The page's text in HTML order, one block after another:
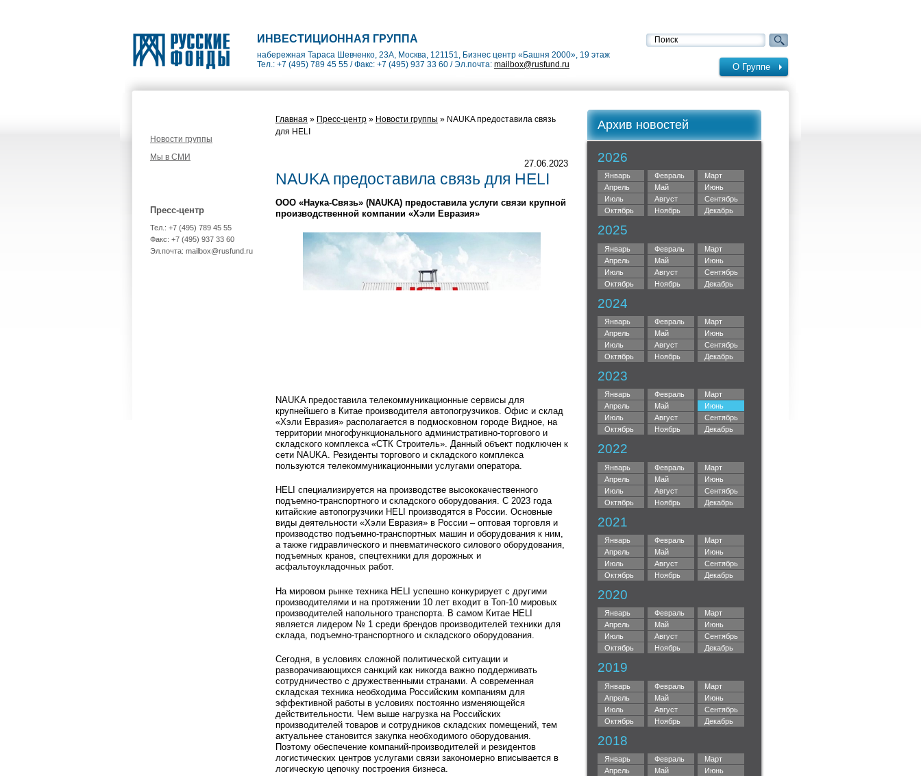
ИНВЕСТИЦИОННАЯ ГРУППА
набережная Тараса Шевченко, 23А, Москва, 121151, Бизнес центр «Башня 2000», 19 этаж
Тел.: +7 (495) 789 45 55 / Факс: +7 (495) 937 33 60 / Эл.почта: mailbox@rusfund.ru О Группе
Новости группы
Мы в СМИ
Пресс-центр
Тел.: +7 (495) 789 45 55
Факс: +7 (495) 937 33 60
Эл.почта: mailbox@rusfund.ru
Архив новостей
2026
Январь Февраль
Март
Апрель
Май
Июнь
Июль
Август
Сентябрь
Октябрь
Ноябрь Декабрь
2025
Январь Февраль
Март
Апрель
Май
Июнь
Июль
Август
Сентябрь
Октябрь
Ноябрь Декабрь
2024
Январь Февраль
Март
Апрель
Май
Июнь
Июль
Август
Сентябрь
Октябрь
Ноябрь Декабрь
2023
Январь Февраль
Март
Апрель
Май
Июнь
Июль
Август
Сентябрь
Октябрь
Ноябрь Декабрь
2022
Январь Февраль
Март
Апрель
Май
Июнь
Июль
Август
Сентябрь
Октябрь
Ноябрь Декабрь
2021
Январь Февраль
Март
Апрель
Май
Июнь
Июль
Август
Сентябрь
Октябрь
Ноябрь Декабрь
2020
Январь Февраль
Март
Апрель
Май
Июнь
Июль
Август
Сентябрь
Октябрь
Ноябрь Декабрь
2019
Январь Февраль
Март
Апрель
Май
Июнь
Июль
Август
Сентябрь
Октябрь
Ноябрь Декабрь
2018
Январь Февраль
Март
Апрель
Май
Июнь
Главная » Пресс-центр » Новости группы » NAUKA предоставила связь
для HELI
27.06.2023
NAUKA предоставила связь для HELI
ООО «Наука-Связь» (NAUKA) предоставила услуги связи крупной
производственной компании «Хэли Евразия»­
NAUKA предоставила телекоммуникационные сервисы для
крупнейшего в Китае производителя автопогрузчиков. Офис и склад
«Хэли Евразия» располагается в подмосковном городе Видное, на
территории многофункционального административно-торгового и
складского комплекса «СТК Строитель». Данный объект подключен к
сети NAUKA. Резиденты торгового и складского комплекса
пользуются телекоммуникационными услугами оператора.
HELI специализируется на производстве высококачественного
подъемно-транспортного и складского оборудования. С 2023 года
китайские автопогрузчики HELI производятся в России. Основные
виды деятельности «Хэли Евразия» в России – оптовая торговля и
производство подъемно-транспортных машин и оборудования к ним,
а также гидравлического и пневматического силового оборудования,
подъемных кранов, спецтехники для дорожных и
асфальтоукладочных работ.
На мировом рынке техника HELI успешно конкурирует с другими
производителями и на протяжении 10 лет входит в Топ-10 мировых
производителей напольного транспорта. В самом Китае HELI
является лидером № 1 среди брендов производителей техники для
склада, подъемно-транспортного и складского оборудования.
Сегодня, в условиях сложной политической ситуации и
разворачивающихся санкций как никогда важно поддерживать
сотрудничество с дружественными странами. А современная
складская техника необходима Российским компаниям для
эффективной работы в условиях постоянно изменяющейся
действительности. Чем выше нагрузка на Российских
производителей товаров и сотрудников складских помещений, тем
актуальнее становится закупка необходимого оборудования.
Поэтому обеспечение компаний-производителей и резидентов
логистических центров услугами связи закономерно вписывается в
логическую цепочку построения бизнеса.